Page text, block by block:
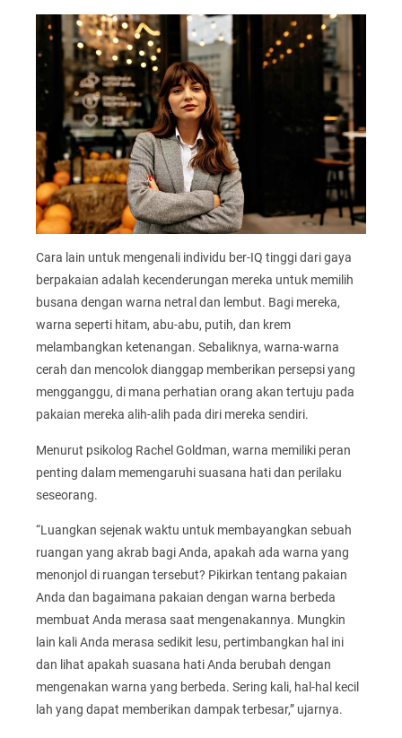
Cara lain untuk mengenali individu ber-IQ tinggi dari gaya
berpakaian adalah kecenderungan mereka untuk memilih
busana dengan warna netral dan lembut. Bagi mereka,
warna seperti hitam, abu-abu, putih, dan krem
melambangkan ketenangan. Sebaliknya, warna-warna
cerah dan mencolok dianggap memberikan persepsi yang
mengganggu, di mana perhatian orang akan tertuju pada
pakaian mereka alih-alih pada diri mereka sendiri.
Menurut psikolog Rachel Goldman, warna memiliki peran
penting dalam memengaruhi suasana hati dan perilaku
seseorang.
“Luangkan sejenak waktu untuk membayangkan sebuah
ruangan yang akrab bagi Anda, apakah ada warna yang
menonjol di ruangan tersebut? Pikirkan tentang pakaian
Anda dan bagaimana pakaian dengan warna berbeda
membuat Anda merasa saat mengenakannya. Mungkin
lain kali Anda merasa sedikit lesu, pertimbangkan hal ini
dan lihat apakah suasana hati Anda berubah dengan
mengenakan warna yang berbeda. Sering kali, hal-hal kecil
lah yang dapat memberikan dampak terbesar,” ujarnya.